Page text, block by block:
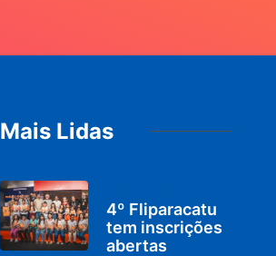
Mais Lidas
4º Fliparacatu
tem inscrições
abertas